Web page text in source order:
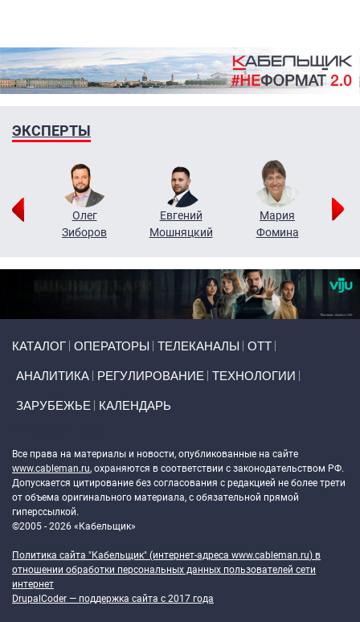
ЭКСПЕРТЫ
Олег
Зиборов
Евгений
Мошняцкий
Мария
Фомина
КАТАЛОГ ОПЕРАТОРЫ ТЕЛЕКАНАЛЫ ОТТ
АНАЛИТИКА РЕГУЛИРОВАНИЕ ТЕХНОЛОГИИ
ЗАРУБЕЖЬЕ КАЛЕНДАРЬ
Все права на материалы и новости, опубликованные на сайте
www.cableman.ru, охраняются в соответствии с законодательством РФ.
Допускается цитирование без согласования с редакцией не более трети
от объема оригинального материала, с обязательной прямой
гиперссылкой.
©2005 - 2026 «Кабельщик»
Политика сайта "Кабельщик" (интернет-адреса www.cableman.ru) в
отношении обработки персональных данных пользователей сети
интернет
DrupalCoder — поддержка сайта c 2017 года